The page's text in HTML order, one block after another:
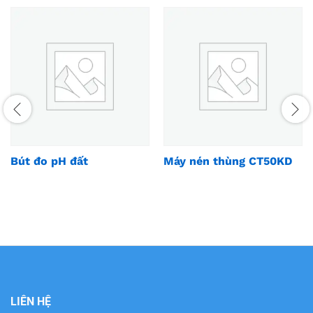
Bút đo pH đất Máy nén thùng CT50KD
LIÊN HỆ